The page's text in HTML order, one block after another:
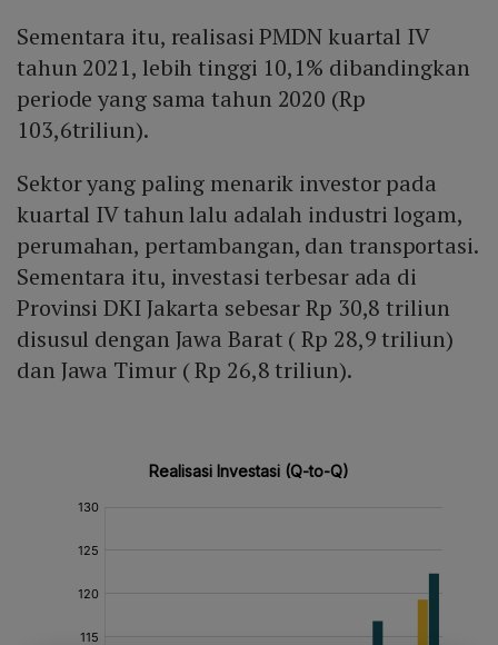
Sementara itu, realisasi PMDN kuartal IV
tahun 2021, lebih tinggi 10,1% dibandingkan
periode yang sama tahun 2020 (Rp
103,6triliun).
Sektor yang paling menarik investor pada
kuartal IV tahun lalu adalah industri logam,
perumahan, pertambangan, dan transportasi.
Sementara itu, investasi terbesar ada di
Provinsi DKI Jakarta sebesar Rp 30,8 triliun
disusul dengan Jawa Barat ( Rp 28,9 triliun)
dan Jawa Timur ( Rp 26,8 triliun).